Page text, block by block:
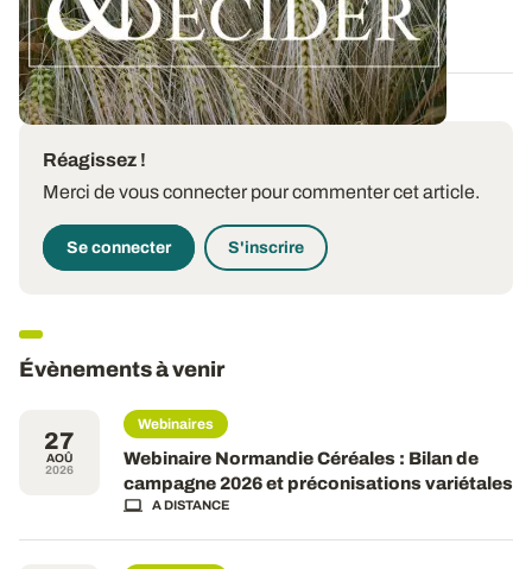
12 DÉC. 2025
Réagissez !
Merci de vous connecter pour commenter cet article.
Se connecter S'inscrire
Évènements à venir
27
AOÛ
2026
Webinaires
Webinaire Normandie Céréales : Bilan de
campagne 2026 et préconisations variétales
A DISTANCE